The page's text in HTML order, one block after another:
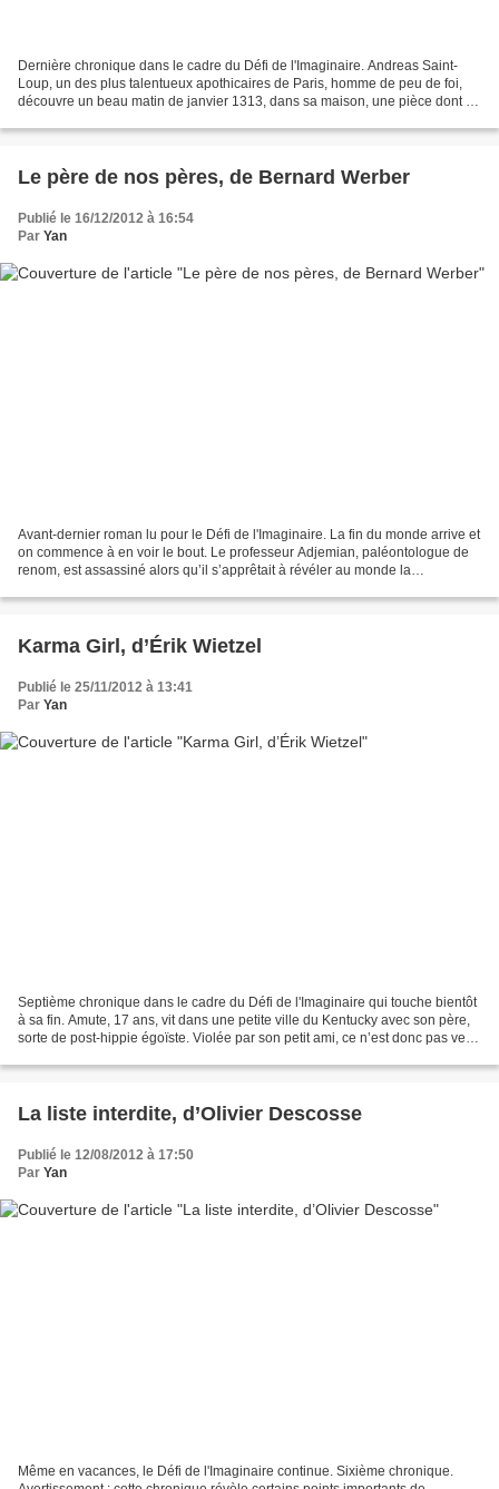
Dernière chronique dans le cadre du Défi de l'Imaginaire. Andreas Saint-
Loup, un des plus talentueux apothicaires de Paris, homme de peu de foi,
découvre un beau matin de janvier 1313, dans sa maison, une pièce dont il
Le père de nos pères, de Bernard Werber
Publié le 16/12/2012 à 16:54
Par Yan
Avant-dernier roman lu pour le Défi de l'Imaginaire. La fin du monde arrive et
on commence à en voir le bout. Le professeur Adjemian, paléontologue de
renom, est assassiné alors qu’il s’apprêtait à révéler au monde la
Karma Girl, d’Érik Wietzel
Publié le 25/11/2012 à 13:41
Par Yan
Septième chronique dans le cadre du Défi de l'Imaginaire qui touche bientôt
à sa fin. Amute, 17 ans, vit dans une petite ville du Kentucky avec son père,
sorte de post-hippie égoïste. Violée par son petit ami, ce n’est donc pas vers
La liste interdite, d’Olivier Descosse
Publié le 12/08/2012 à 17:50
Par Yan
Même en vacances, le Défi de l'Imaginaire continue. Sixième chronique.